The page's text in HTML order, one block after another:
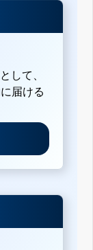
して、
届ける